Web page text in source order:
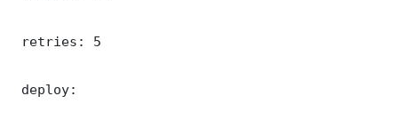
retries: 5
deploy: